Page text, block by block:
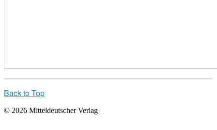
Back to Top
© 2026 Mitteldeutscher Verlag